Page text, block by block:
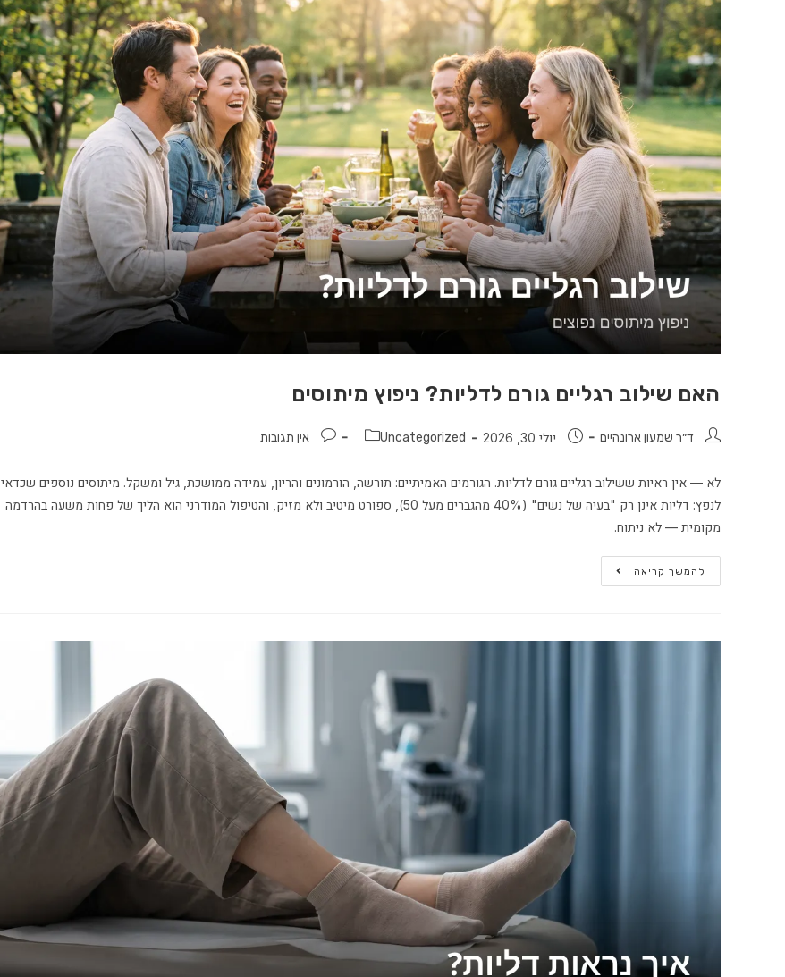
האם שילוב רגליים גורם לדליות? ניפוץ מיתוסים
ד״ר שמעון ארונהיים יולי 30, 2026 Uncategorized אין תגובות
לא — אין ראיות ששילוב רגליים גורם לדליות. הגורמים האמיתיים: תורשה, הורמונים והריון, עמידה ממושכת, גיל ומשקל. מיתוסים נוספים שכדאי
לנפץ: דליות אינן רק "בעיה של נשים" (40% מהגברים מעל 50), ספורט מיטיב ולא מזיק, והטיפול המודרני הוא הליך של פחות משעה בהרדמה
מקומית — לא ניתוח.
להמשך קריאה